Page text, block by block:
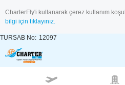
CharterFly'i kullanarak çerez kullanım
bilgi için tıklayınız.
TURSAB No: 12097